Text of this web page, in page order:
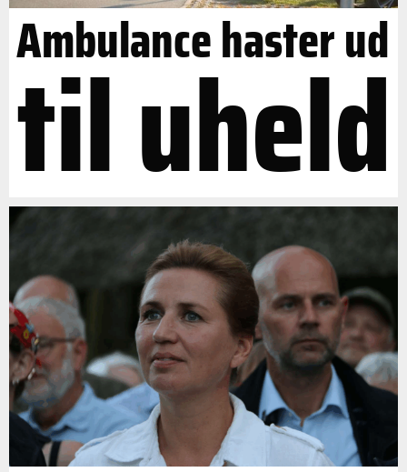
Ambulance haster ud
til uheld